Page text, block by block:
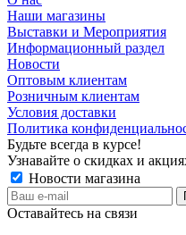
Наши магазины
Выставки и Мероприятия
Информационный раздел
Новости
Оптовым клиентам
Розничным клиентам
Условия доставки
Политика
Будьте всегда в курсе!
Узнавайте о скидках и
Новости магазина
Оставайтесь на связи